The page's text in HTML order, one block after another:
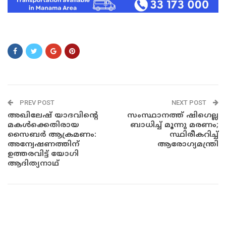
PREV POST
അഖിലേഷ് യാദവിന്റെ
മകൾക്കെതിരായ
സൈബർ ആക്രമണം:
അന്വേഷണത്തിന്
ഉത്തരവിട്ട് യോഗി
ആദിത്യനാഥ്
NEXT POST
സംസ്ഥാനത്ത് ഷിഗെല്ല
ബാധിച്ച് മൂന്നു മരണം;
സ്ഥിരീകറിച്ച്
ആരോഗ്യമന്ത്രി